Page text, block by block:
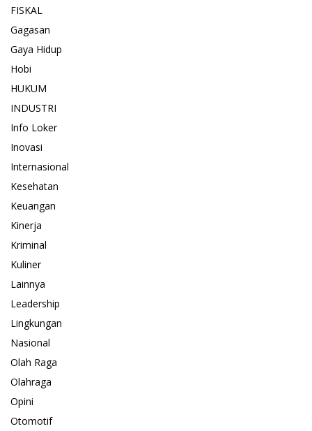
FISKAL
Gagasan
Gaya Hidup
Hobi
HUKUM
INDUSTRI
Info Loker
Inovasi
Internasional
Kesehatan
Keuangan
Kinerja
Kriminal
Kuliner
Lainnya
Leadership
Lingkungan
Nasional
Olah Raga
Olahraga
Opini
Otomotif